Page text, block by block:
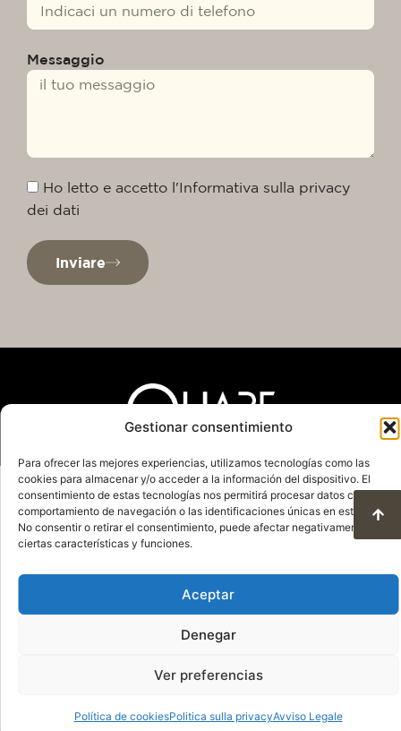
Gestionar consentimiento
Para ofrecer las mejores experiencias, utilizamos tecnologías como las
cookies para almacenar y/o acceder a la información del dispositivo. El
consentimiento de estas tecnologías nos permitirá procesar datos como el
comportamiento de navegación o las identificaciones únicas en este sitio.
No consentir o retirar el consentimiento, puede afectar negativamente a
ciertas características y funciones.
Aceptar
Denegar
Ver preferencias
Política de cookiesPolitica sulla privacyAvviso Legale
Messaggio
Ho letto e accetto l'Informativa sulla privacy
dei dati
Inviare
Politica sulla privacy Avviso Legale
Politica sui cookie
Condizioni dúso e protezione dei dati
© 2025. Tutti i diritti riservati QuareDesign S.L.